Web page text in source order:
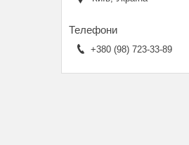
+380 (98) 723-33-89